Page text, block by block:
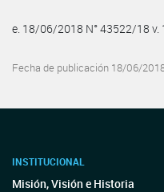
e. 18/06/2018 N° 43522/18
Fecha de publicación 18/06/
INSTITUCIONAL
Misión, Visión e Historia